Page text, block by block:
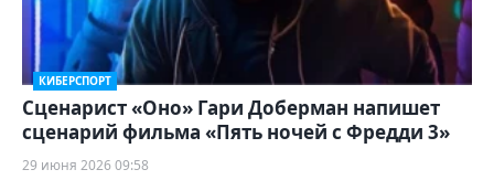
КИБЕРСПОРТ
Сценарист «Оно» Гари Доберман напишет
сценарий фильма «Пять ночей с Фредди 3»
29 июня 2026 09:58